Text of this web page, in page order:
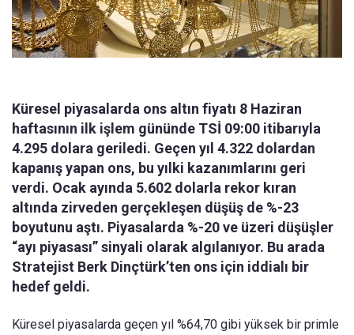
Küresel piyasalarda ons altın fiyatı 8 Haziran
haftasının ilk işlem gününde TSİ 09:00 itibarıyla
4.295 dolara geriledi. Geçen yıl 4.322 dolardan
kapanış yapan ons, bu yılki kazanımlarını geri
verdi. Ocak ayında 5.602 dolarla rekor kıran
altında zirveden gerçekleşen düşüş de %-23
boyutunu aştı. Piyasalarda %-20 ve üzeri düşüşler
“ayı piyasası” sinyali olarak algılanıyor. Bu arada
Stratejist Berk Dinçtürk’ten ons için iddialı bir
hedef geldi.
Küresel piyasalarda geçen yıl %64,70 gibi yüksek bir primle